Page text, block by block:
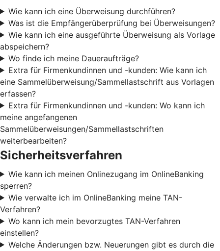
Wie kann ich eine Überweisung durchführen?
Was ist die Empfängerüberprüfung bei Überweisungen?
Wie kann ich eine ausgeführte Überweisung als Vorlage
abspeichern?
Wo finde ich meine Daueraufträge?
Extra für Firmenkundinnen und -kunden: Wie kann ich
eine Sammelüberweisung/Sammellastschrift aus Vorlagen
erfassen?
Extra für Firmenkundinnen und -kunden: Wo kann ich
meine angefangenen
Sammelüberweisungen/Sammellastschriften
weiterbearbeiten?
Sicherheitsverfahren
Wie kann ich meinen Onlinezugang im OnlineBanking
sperren?
Wie verwalte ich im OnlineBanking meine TAN-
Verfahren?
Wo kann ich mein bevorzugtes TAN-Verfahren
einstellen?
Welche Änderungen bzw. Neuerungen gibt es durch die